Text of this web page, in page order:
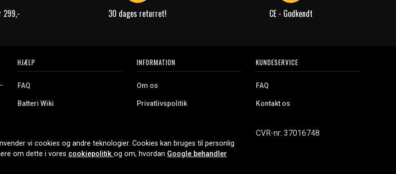
299,- 30 dages returret! CE - Godkendt
HJÆLP
FAQ
Batteri Wiki
Erhvervskunde
INFORMATION
Om os
Privatlivspolitik
Cookies
KUNDESERVICE
FAQ
Kontakt os
CVR-nr: 37016748
vi cookies og andre teknologier. Cookies kan bruges til personlig
om dette i vores cookiepolitik og om, hvordan Google behandler